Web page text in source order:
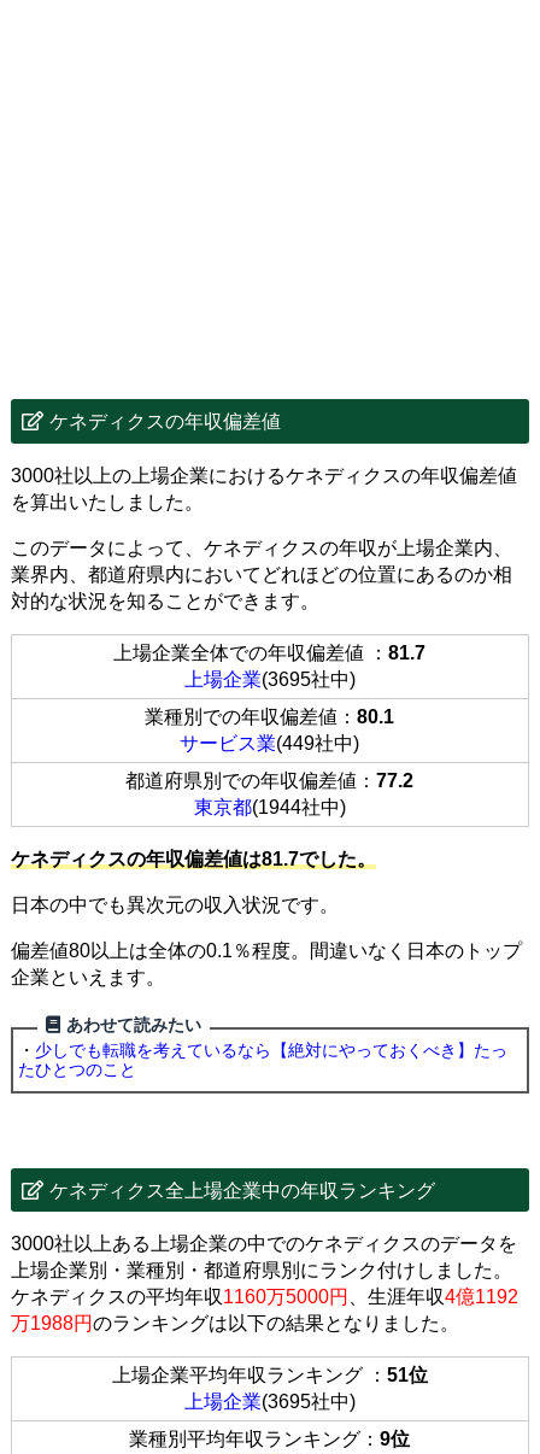
ケネディクスの年収偏差値
3000社以上の上場企業におけるケネディクスの年収偏差値
を算出いたしました。
このデータによって、ケネディクスの年収が上場企業内、
業界内、都道府県内においてどれほどの位置にあるのか相
対的な状況を知ることができます。
上場企業全体での年収偏差値 ：81.7
上場企業(3695社中)
業種別での年収偏差値：80.1
サービス業(449社中)
都道府県別での年収偏差値：77.2
東京都(1944社中)
ケネディクスの年収偏差値は81.7でした。
日本の中でも異次元の収入状況です。
偏差値80以上は全体の0.1％程度。間違いなく日本のトップ
企業といえます。
あわせて読みたい
・ 少しでも転職を考えているなら【絶対にやっておくべき】たっ
たひとつのこと
ケネディクス全上場企業中の年収ランキング
3000社以上ある上場企業の中でのケネディクスのデータを
上場企業別・業種別・都道府県別にランク付けしました。
ケネディクスの平均年収1160万5000円 、生涯年収4億1192
万1988円のランキングは以下の結果となりました。
上場企業平均年収ランキング ： 51位
上場企業(3695社中)
業種別平均年収ランキング：9位